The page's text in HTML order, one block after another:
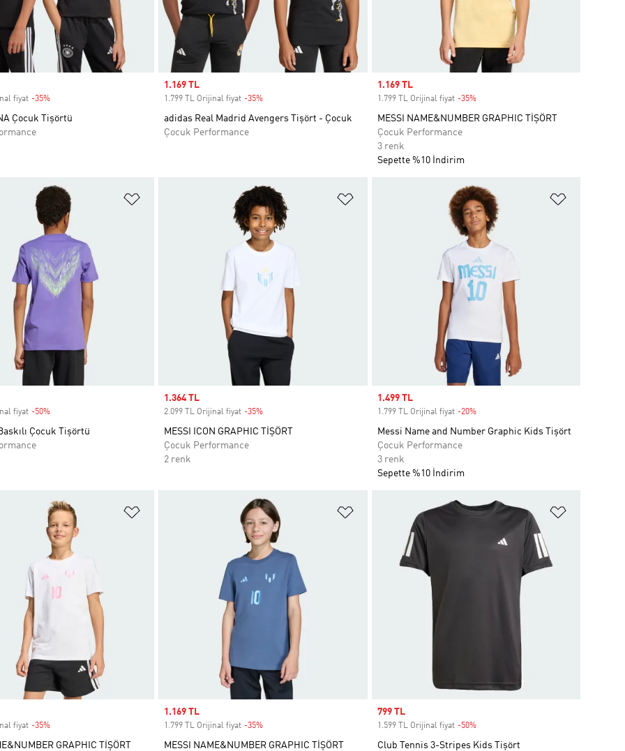
fiyat -35%Discount
Çocuk Tişörtü
Sale price
1.169 TL
1.799 TL Orijinal fiyat -35%
adidas Real Madrid Avengers Tişört - Çocuk
Çocuk Performance
Sale price
1.169 TL
1.799 TL Orijinal fiyat -35%Discount
MESSI NAME&NUMBER GRAPHIC TİŞÖRT
Çocuk Performance
3 renk
Sepette %10 İndirim
Favori Listesine Ekle
fiyat -50%Discount
Çocuk Tişörtü
Favori Listesine Ekle
Sale price
1.364 TL
2.099 TL Orijinal fiyat -35%
MESSI ICON GRAPHIC TİŞÖRT
Çocuk Performance
2 renk
Sale price
1.499 TL
1.799 TL Orijinal fiyat -20%Discount
Messi Name and Number Graphic Kids Tişört
Çocuk Performance
3 renk
Sepette %10 İndirim
Favori Listesine Ekle
fiyat -35%Discount
GRAPHIC TİŞÖRT
Favori Listesine Ekle
Sale price
1.169 TL
1.799 TL Orijinal fiyat -35%
MESSI NAME&NUMBER GRAPHIC TİŞÖRT
Sale price
799 TL
1.599 TL Orijinal fiyat -50%Discount
Club Tennis 3-Stripes Kids Tişört